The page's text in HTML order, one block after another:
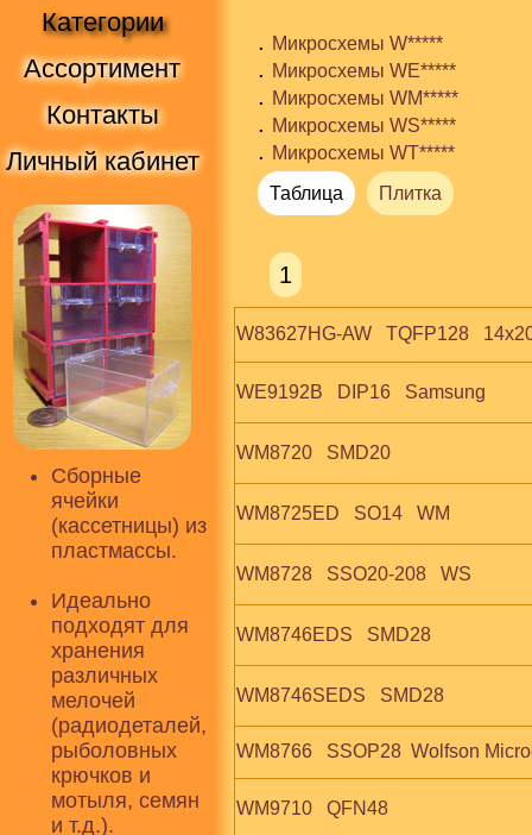
Категории
Ассортимент
Контакты
Личный кабинет
Сборные
ячейки
(кассетницы) из
пластмассы.
Идеально
подходят для
хранения
различных
мелочей
(радиодеталей,
рыболовных
крючков и
мотыля, семян
и т.д.).
. Микросхемы W*****
. Микросхемы WE*****
. Микросхемы WM*****
. Микросхемы WS*****
. Микросхемы WT*****
Таблица
Плитка
1
W83627HG-AW   TQFP128
WE9192B   DIP16   Samsung
WM8720   SMD20
WM8725ED   SO14   WM
WM8728   SSO20-208   WS
WM8746EDS   SMD28
WM8746SEDS   SMD28
WM8766   SSOP28  Wolfson
WM9710   QFN48